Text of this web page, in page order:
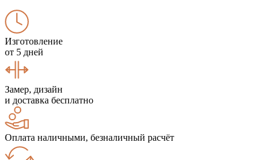
Изготовление
от 5 дней
Замер, дизайн
и доставка бесплатно
Оплата наличными, безналичный расчёт